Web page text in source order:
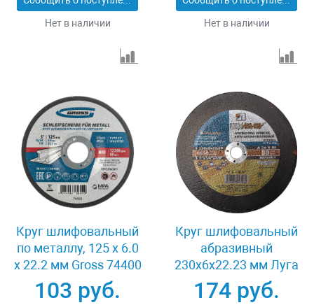
Нет в наличии Нет в наличии
Круг шлифовальный
по металлу, 125 х 6.0
х 22.2 мм Gross 74400
103 руб.
Круг шлифовальный
абразивный
230x6x22.23 мм Луга
3650-230-06
174 руб.